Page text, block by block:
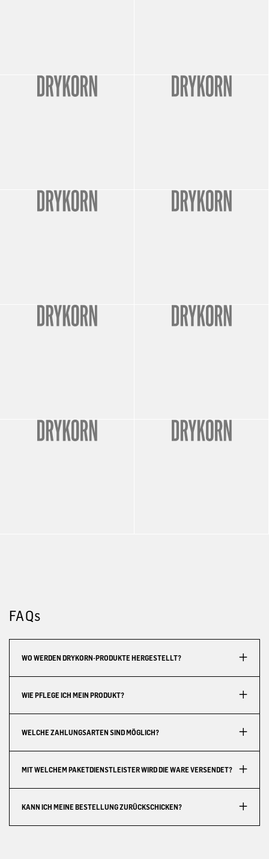
FAQs
WO WERDEN DRYKORN-PRODUKTE HERGESTELLT?
WIE PFLEGE ICH MEIN PRODUKT?
WELCHE ZAHLUNGSARTEN SIND MÖGLICH?
MIT WELCHEM PAKETDIENSTLEISTER WIRD DIE WARE VERSENDET?
KANN ICH MEINE BESTELLUNG ZURÜCKSCHICKEN?